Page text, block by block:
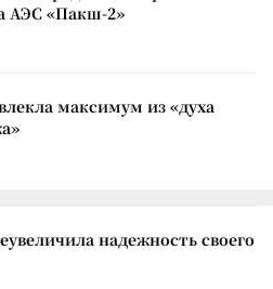
АЭС «Пакш-2»
максимум из «духа
надежность своего